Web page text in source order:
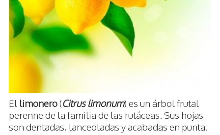
El limonero(Citrus limonum) es un árbol frutal
perenne de la familia de las rutáceas. Sus hojas
son dentadas, lanceoladas y acabadas en punta.